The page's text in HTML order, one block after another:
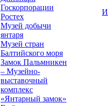
Госкорпорации
Ростех
Музей добычи
янтаря
Музей стран
Балтийского моря
Замок Пальмникен
– Музейно-
выставочный
комплекс
«Янтарный замок»